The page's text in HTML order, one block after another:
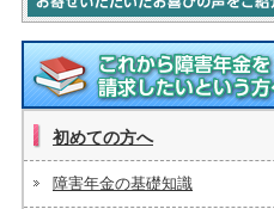
これから障害年金を請求したいとい
へ
初めての方へ
障害年金の基礎知識